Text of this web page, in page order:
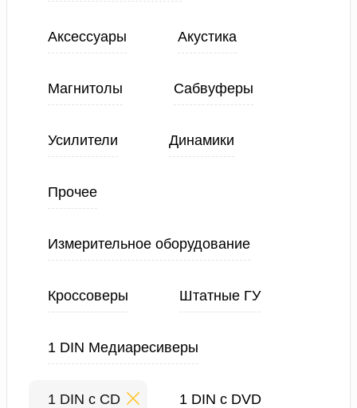
Аксессуары Акустика
Магнитолы Сабвуферы
Усилители Динамики
Прочее
Измерительное оборудование
Кроссоверы Штатные ГУ
1 DIN Медиаресиверы
1 DIN с CD 1 DIN с DVD